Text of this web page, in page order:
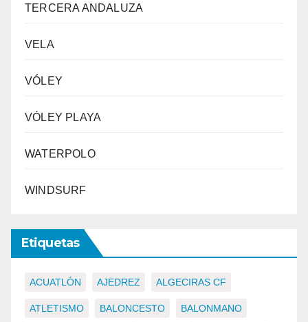
TERCERA ANDALUZA
VELA
VÓLEY
VÓLEY PLAYA
WATERPOLO
WINDSURF
Etiquetas
ACUATLÓN AJEDREZ ALGECIRAS CF
ATLETISMO BALONCESTO BALONMANO